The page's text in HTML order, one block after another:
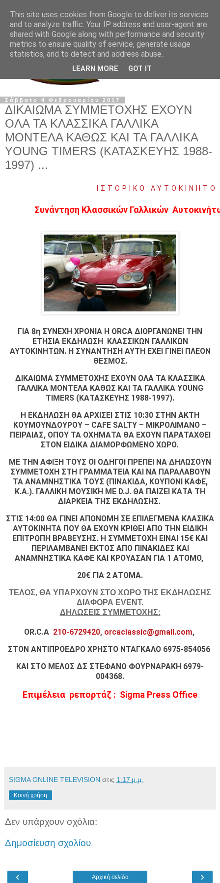
Σάββατο 4 Φεβρουαρίου 2017
ΔΙΚΑΙΩΜΑ ΣΥΜΜΕΤΟΧΗΣ ΕΧΟΥΝ
ΟΛΑ ΤΑ ΚΛΑΣΣΙΚΑ ΓΑΛΛΙΚΑ
ΜΟΝΤΕΛΑ ΚΑΘΩΣ ΚΑΙ ΤΑ ΓΑΛΛΙΚΑ
YOUNG TIMERS (ΚΑΤΑΣΚΕΥΗΣ 1988-
1997) ...
ΙΣΤΟΡΙΚΟ ΑΥΤΟΚΙΝΗΤΟ
Συνάντηση Κλασσικών Γαλλικών
ΓΙΑ 8η ΣΥΝΕΧΗ ΧΡΟΝΙΑ Η ORCA ΔΙΟΡΓΑΝΩΝΕΙ ΤΗΝ
ΕΤΗΣΙΑ ΕΚΔΗΛΩΣΗ ΚΛΑΣΣΙΚΩΝ ΓΑΛΛΙΚΩΝ
ΑΥΤΟΚΙΝΗΤΩΝ. Η ΣΥΝΑΝΤΗΣΗ ΑΥΤΗ ΕΧΕΙ ΓΙΝΕΙ ΠΛΕΟΝ
ΘΕΣΜΟΣ.
ΔΙΚΑΙΩΜΑ ΣΥΜΜΕΤΟΧΗΣ ΕΧΟΥΝ ΟΛΑ ΤΑ ΚΛΑΣΣΙΚΑ
ΓΑΛΛΙΚΑ ΜΟΝΤΕΛΑ ΚΑΘΩΣ ΚΑΙ ΤΑ ΓΑΛΛΙΚΑ YOUNG
TIMERS (ΚΑΤΑΣΚΕΥΗΣ 1988-1997).
Η ΕΚΔΗΛΩΣΗ ΘΑ ΑΡΧΙΣΕΙ ΣΤΙΣ 10:30 ΣΤΗΝ ΑΚΤΗ
ΚΟΥΜΟΥΝΔΟΥΡΟΥ – CAFE SALTY – ΜΙΚΡΟΛΙΜΑΝΟ –
ΠΕΙΡΑΙΑΣ, ΟΠΟΥ ΤΑ ΟΧΗΜΑΤΑ ΘΑ ΕΧΟΥΝ ΠΑΡΑΤΑΧΘΕΙ
ΣΤΟΝ ΕΙΔΙΚΑ ΔΙΑΜΟΡΦΩΜΕΝΟ ΧΩΡΟ.
ΜΕ ΤΗΝ ΑΦΙΞΗ ΤΟΥΣ ΟΙ ΟΔΗΓΟΙ ΠΡΕΠΕΙ ΝΑ ΔΗΛΩΣΟΥΝ
ΣΥΜΜΕΤΟΧΗ ΣΤΗ ΓΡΑΜΜΑΤΕΙΑ ΚΑΙ ΝΑ ΠΑΡΑΛΑΒΟΥΝ
ΤΑ ΑΝΑΜΝΗΣΤΙΚΑ ΤΟΥΣ (ΠΙΝΑΚΙΔΑ, ΚΟΥΠΟΝΙ ΚΑΦΕ,
Κ.Α.). ΓΑΛΛΙΚΗ ΜΟΥΣΙΚΗ ΜΕ D.J. ΘΑ ΠΑΙΖΕΙ ΚΑΤΑ ΤΗ
ΔΙΑΡΚΕΙΑ ΤΗΣ ΕΚΔΗΛΩΣΗΣ.
ΣΤΙΣ 14:00 ΘΑ ΓΙΝΕΙ ΑΠΟΝΟΜΗ ΣΕ ΕΠΙΛΕΓΜΕΝΑ ΚΛΑΣΙΚΑ
ΑΥΤΟΚΙΝΗΤΑ ΠΟΥ ΘΑ ΕΧΟΥΝ ΚΡΙΘΕΙ ΑΠΟ ΤΗΝ ΕΙΔΙΚΗ
ΕΠΙΤΡΟΠΗ ΒΡΑΒΕΥΣΗΣ. Η ΣΥΜΜΕΤΟΧΗ ΕΙΝΑΙ 15€ ΚΑΙ
ΠΕΡΙΛΑΜΒΑΝΕΙ ΕΚΤΟΣ ΑΠΟ ΠΙΝΑΚΙΔΕΣ ΚΑΙ
ΑΝΑΜΝΗΣΤΙΚΑ ΚΑΦΕ ΚΑΙ ΚΡΟΥΑΣΑΝ ΓΙΑ 1 ΑΤΟΜΟ,
20€ ΓΙΑ 2 ΑΤΟΜΑ.
ΤΕΛΟΣ, ΘΑ ΥΠΑΡΧΟΥΝ ΣΤΟ ΧΩΡΟ ΤΗΣ ΕΚΔΗΛΩΣΗΣ
ΔΙΑΦΟΡΑ EVENT.
ΔΗΛΩΣΕΙΣ ΣΥΜΜΕΤΟΧΗΣ:
OR.C.A 210-6729420, orcaclassic@gmail.com,
ΣΤΟΝ ΑΝΤΙΠΡΟΕΔΡΟ ΧΡΗΣΤΟ ΝΤΑΓΚΑΛΟ 6975-854056
ΚΑΙ ΣΤΟ ΜΕΛΟΣ ΔΣ ΣΤΕΦΑΝΟ ΦΟΥΡΝΑΡΑΚΗ 6979-
004368.
Επιμέλεια ρεπορτάζ : Sigma Press Office
SIGMA ONLINE TELEVISION στις 1:17 μ.μ.
Κοινή χρήση
Δεν υπάρχουν σχόλια:
Δημοσίευση σχολίου
‹ ›
Αρχική σελίδα
This site uses cookies from Google to deliver its services
and to analyze traffic. Your IP address and user-agent are
shared with Google along with performance and security
metrics to ensure quality of service, generate usage
statistics, and to detect and address abuse.
LEARN MORE GOT IT